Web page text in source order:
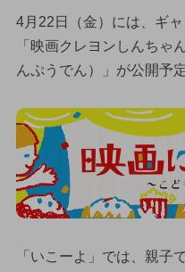
4月22日（金）には、ギ
「映画クレヨンしんちゃ
んぷうでん）」が公開予
「いこーよ」では、親子